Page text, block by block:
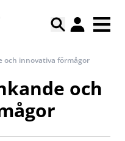
och innovativa förmågor
och